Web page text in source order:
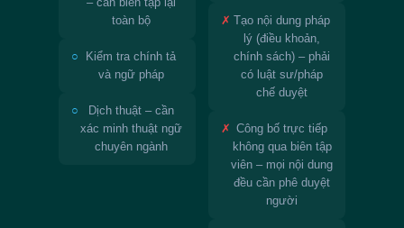
toàn bộ
○
Kiểm tra chính tả
và ngữ pháp
○
Dịch thuật – cần
xác minh thuật ngữ
chuyên ngành
✗ Tạo nội dung pháp
lý (điều khoản,
chính sách) – phải
có luật sư/pháp
chế duyệt
✗ Công bố trực tiếp
không qua biên tập
viên – mọi nội dung
đều cần phê duyệt
người